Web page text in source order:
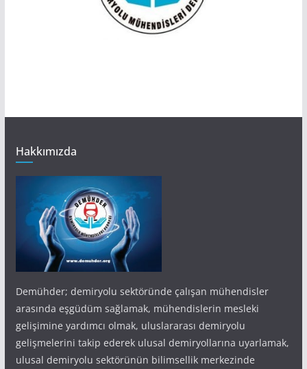
Hakkımızda
Demühder; demiryolu sektöründe çalışan mühendisler
arasında eşgüdüm sağlamak, mühendislerin mesleki
gelişimine yardımcı olmak, uluslararası demiryolu
gelişmelerini takip ederek ulusal demiryollarına uyarlamak,
ulusal demiryolu sektörünün bilimsellik merkezinde